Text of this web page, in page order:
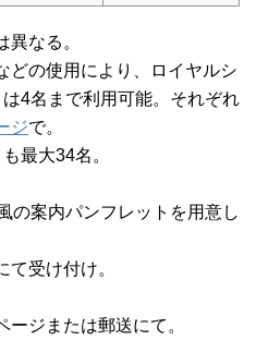
なる。
の使用により、ロイヤルシ
4名まで利用可能。それぞれ
ジで。
最大34名。
の案内パンフレットを用意し
て受け付け。
ージまたは郵送にて。